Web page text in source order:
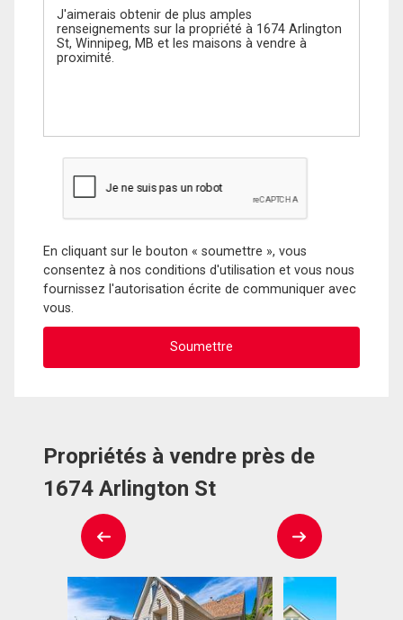
En cliquant sur le bouton « soumettre », vous
consentez à nos conditions d'utilisation et vous nous
fournissez l'autorisation écrite de communiquer avec
vous.
Propriétés à vendre près de
1674 Arlington St